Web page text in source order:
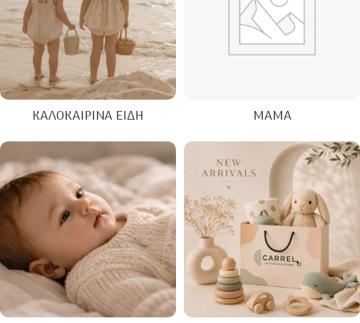
ΚΑΛΟΚΑΙΡΙΝΑ ΕΊΔΗ ΜΑΜΆ